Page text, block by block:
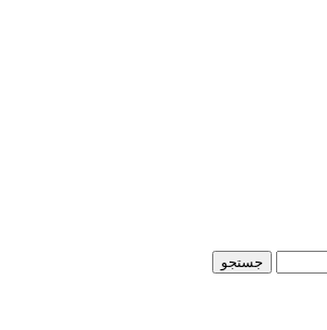
جستجو